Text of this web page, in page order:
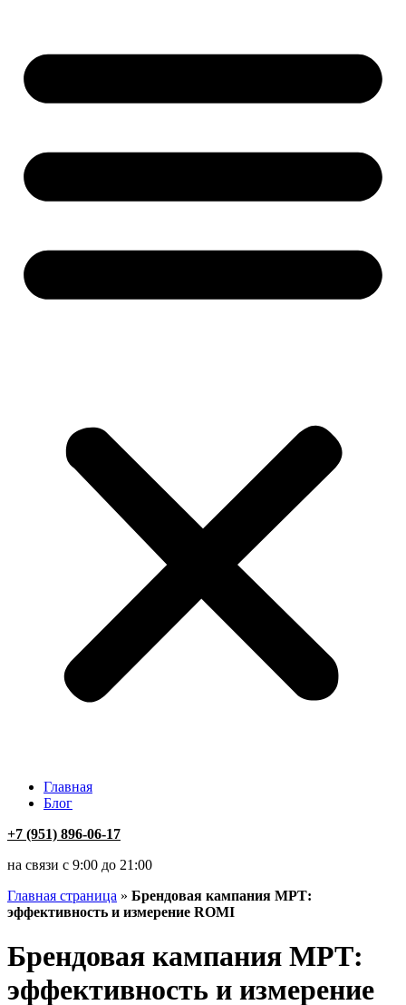
Главная
Блог
+7 (951) 896-06-17
на связи с 9:00 до 21:00
Главная страница » Брендовая кампания МРТ:
эффективность и измерение ROMI
Брендовая кампания МРТ:
эффективность и измерение